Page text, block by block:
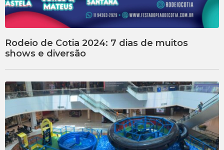
Rodeio de Cotia 2024: 7 dias de muitos
shows e diversão